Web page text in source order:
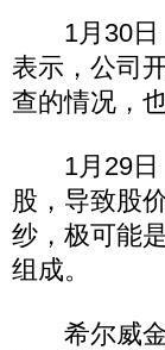
1月30日，
表示，公司
查的情况，
1月29日，
股，导致股
纱，极可能
组成。
希尔威金